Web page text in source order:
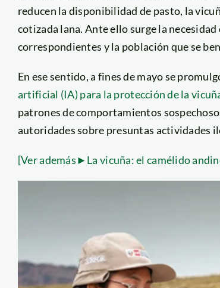
reducen la disponibilidad de pasto, la
cotizada lana. Ante ello surge la
correspondientes y la población que se
En ese sentido, a fines de mayo se
artificial (IA) para la protección de la
patrones de comportamientos
autoridades sobre presuntas actividades
[Ver además►La vicuña: el camélido